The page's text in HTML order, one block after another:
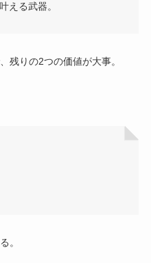
える武器。
残りの2つの価値が大事。
。